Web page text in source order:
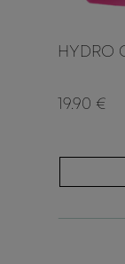
HYDRO
19.90 €